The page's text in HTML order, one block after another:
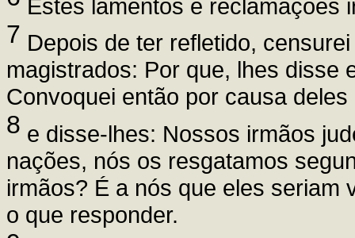
Estes lamentos e reclamações
7 Depois de ter refletido,
magistrados: Por que, lhes disse
Convoquei então por causa
8 e disse-lhes: Nossos irmãos
nações, nós os resgatamos
irmãos? É a nós que eles seriam
o que responder.